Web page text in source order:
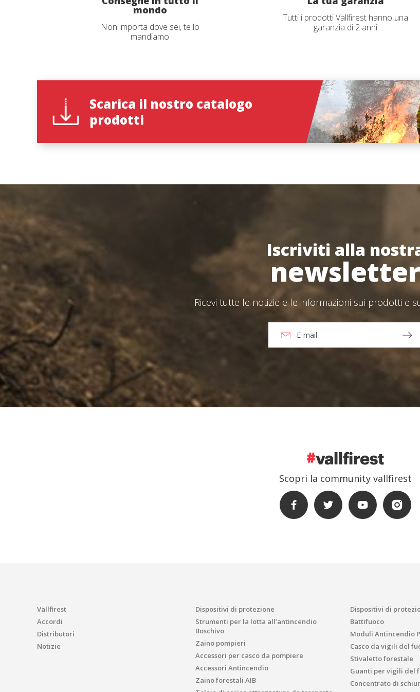
mondo
Non importa dove sei, te lo
mandiamo
Tutti i prodotti Vallfirest hanno una
garanzia di 2 anni
Scarica il nostro catalogo
prodotti
Ho letto e accetto l'Avvertenze legali e la Politica della privacy
Iscriviti alla
newsletter
Ricevi tutte le notizie e le informazioni sui prodotti e
Scopri la community vallfirest
Vallfirest
Accordi
Distributori
Notizie
Dispositivi di protezione
Strumenti per la lotta all’antincendio
Boschivo
Zaino pompieri
Accessori per casco da pompiere
Accessori Antincendio
Zaino forestali AIB
Dispositivi di
Battifuoco
Moduli Antincendio
Casco da vigili del
Stivaletto forestale
Guanti per vigili del
Concentrato di